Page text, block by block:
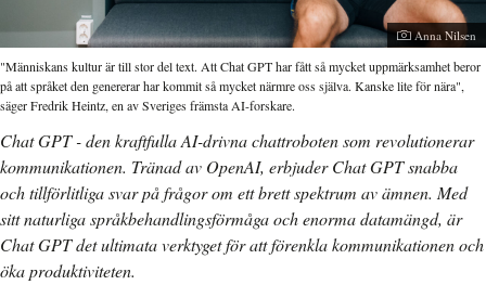
Fotograf:
Anna Nilsen
"Människans kultur är till stor del text. Att Chat GPT har fått så mycket uppmärksamhet beror
på att språket den genererar har kommit så mycket närmre oss själva. Kanske lite för nära",
säger Fredrik Heintz, en av Sveriges främsta AI-forskare.
Chat GPT - den kraftfulla AI-drivna chattroboten som revolutionerar
kommunikationen. Tränad av OpenAI, erbjuder Chat GPT snabba
och tillförlitliga svar på frågor om ett brett spektrum av ämnen. Med
sitt naturliga språkbehandlingsförmåga och enorma datamängd, är
Chat GPT det ultimata verktyget för att förenkla kommunikationen och
öka produktiviteten.